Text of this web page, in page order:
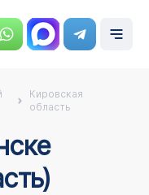
Кировская
область